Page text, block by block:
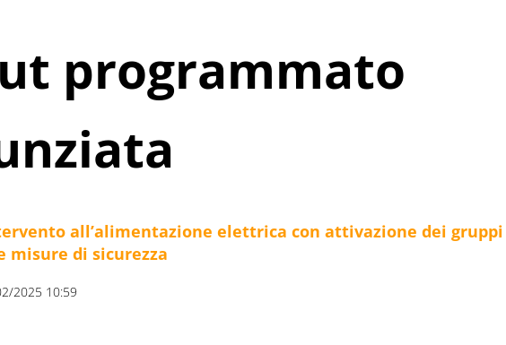
programmato
all’alimentazione elettrica con attivazione dei gruppi
di sicurezza
2025 10:59